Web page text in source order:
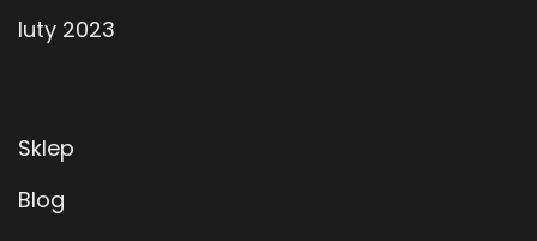
luty 2023
Sklep
Blog